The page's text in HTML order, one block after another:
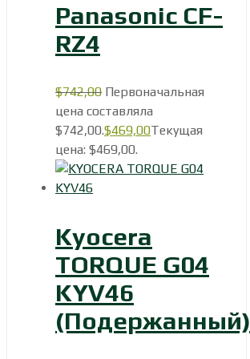
Panasonic CF-
RZ4
$742,00 Первоначальная
цена составляла
$742,00.$469,00Текущая
цена: $469,00.
Kyocera
TORQUE G04
KYV46
(Подержанный)